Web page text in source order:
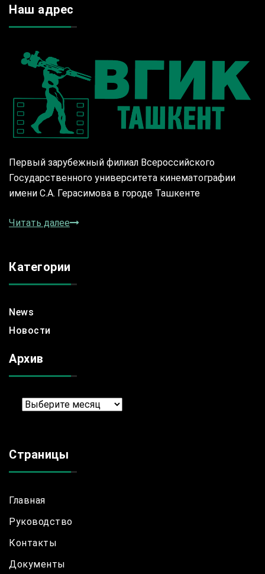
Наш адрес
Первый зарубежный филиал Всероссийского
Государственного университета кинематографии
имени С.А. Герасимова в городе Ташкенте
Читать далее
Категории
News
Новости
Архив
Архив
Страницы
Главная
Руководство
Контакты
Документы